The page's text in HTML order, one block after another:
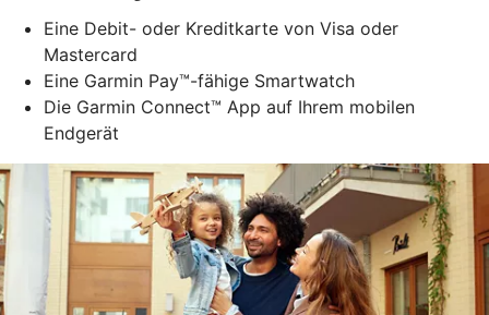
Eine Debit- oder Kreditkarte von Visa oder
Mastercard
Eine Garmin Pay™-fähige Smartwatch
Die Garmin Connect™ App auf Ihrem mobilen
Endgerät